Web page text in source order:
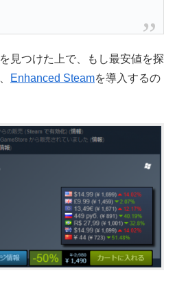
見つけた上で、もし最安値を探
Enhanced Steamを導入するの